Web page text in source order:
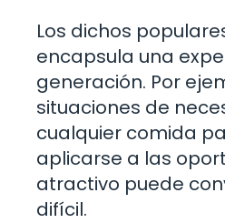
Los dichos
encapsula una
generación. Por
situaciones de
cualquier comida
aplicarse a las
atractivo puede
difícil.